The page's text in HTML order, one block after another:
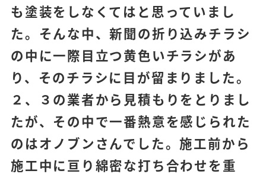
も塗装をしなくてはと思っていまし
た。そんな中、新聞の折り込みチラシ
の中に一際目立つ黄色いチラシがあ
り、そのチラシに目が留まりました。
２、３の業者から見積もりをとりまし
たが、その中で一番熱意を感じられた
のはオノブンさんでした。施工前から
施工中に亘り綿密な打ち合わせを重